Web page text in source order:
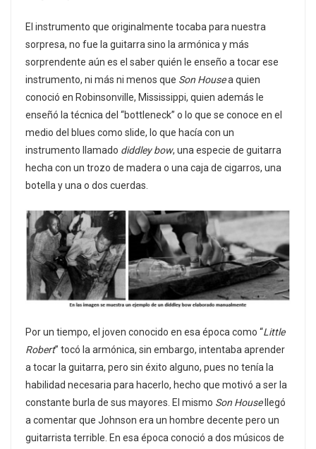
El instrumento que originalmente tocaba para nuestra
sorpresa, no fue la guitarra sino la armónica y más
sorprendente aún es el saber quién le enseño a tocar ese
instrumento, ni más ni menos que Son Housea quien
conoció en Robinsonville, Mississippi, quien además le
enseñó la técnica del “bottleneck” o lo que se conoce en el
medio del blues como slide, lo que hacía con un
instrumento llamado diddley bow, una especie de guitarra
hecha con un trozo de madera o una caja de cigarros, una
botella y una o dos cuerdas.
Por un tiempo, el joven conocido en esa época como “Little
Robert” tocó la armónica, sin embargo, intentaba aprender
a tocar la guitarra, pero sin éxito alguno, pues no tenía la
habilidad necesaria para hacerlo, hecho que motivó a ser la
constante burla de sus mayores. El mismo Son Housellegó
a comentar que Johnson era un hombre decente pero un
guitarrista terrible. En esa época conoció a dos músicos de